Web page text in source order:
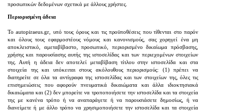
προσωπικών δεδομένων σχετικά με άλλους χρήστες.
Περιορισμένη άδεια
Το autopiraeus.gr, υπό τους όρους και τις προϋποθέσεις που τίθενται στο παρόν
και όλους τους εφαρμοστέους νόμους και κανονισμούς, σας χορηγεί ένα μη
αποκλειστικό, αμεταβίβαστο, προσωπικό, περιορισμένο δικαίωμα πρόσβασης,
χρήσης και παρουσίασης αυτής της ιστοσελίδας και των περιεχομένων στοιχείων
της. Αυτή η άδεια δεν αποτελεί μεταβίβαση τίτλου στην ιστοσελίδα και στα
στοιχεία της και υπόκειται στους ακόλουθους περιορισμούς: (1) πρέπει να
διατηρείτε σε όλα τα αντίγραφα της ιστοσελίδας και των στοιχείων της, όλες τις
επισημειώσεις που αφορούν πνευματικά δικαιώματα και άλλα ιδιοκτησιακά
δικαιώματα και (2) δεν μπορείτε να τροποποιήσετε την ιστοσελίδα και τα στοιχεία
της με κανένα τρόπο ή να αναπαράγετε ή να παρουσιάσετε δημοσίως, ή να
διανείμετε ή με άλλο τρόπο να χρησιμοποιήσετε την ιστοσελίδα και τα στοιχεία